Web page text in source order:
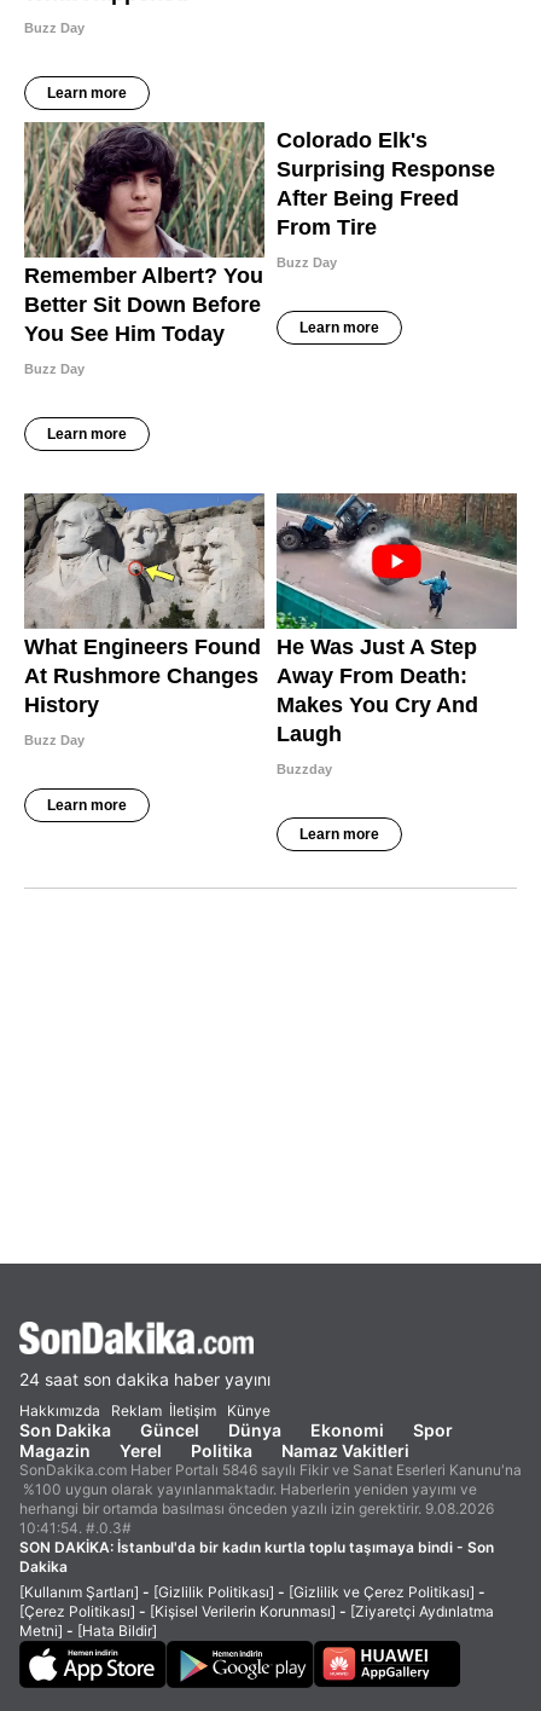
24 saat son dakika haber yayını
Hakkımızda Reklam İletişim Künye
Son Dakika Güncel Dünya Ekonomi
Spor
Magazin
Yerel Politika Namaz Vakitleri
SonDakika.com Haber Portalı 5846 sayılı Fikir ve Sanat Eserleri Kanunu'na
%100 uygun olarak yayınlanmaktadır. Haberlerin yeniden yayımı ve
herhangi bir ortamda basılması önceden yazılı izin gerektirir. 9.08.2026
10:41:54. #.0.3#
SON DAKİKA: İstanbul'da bir kadın kurtla toplu taşımaya bindi - Son
Dakika
[Kullanım Şartları] - [Gizlilik Politikası] - [Gizlilik ve Çerez Politikası] -
[Çerez Politikası] - [Kişisel Verilerin Korunması] - [Ziyaretçi Aydınlatma
Metni] - [Hata Bildir]